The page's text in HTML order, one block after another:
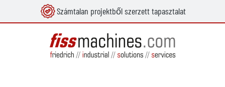
Számtalan projektből szerzett tapasztalat